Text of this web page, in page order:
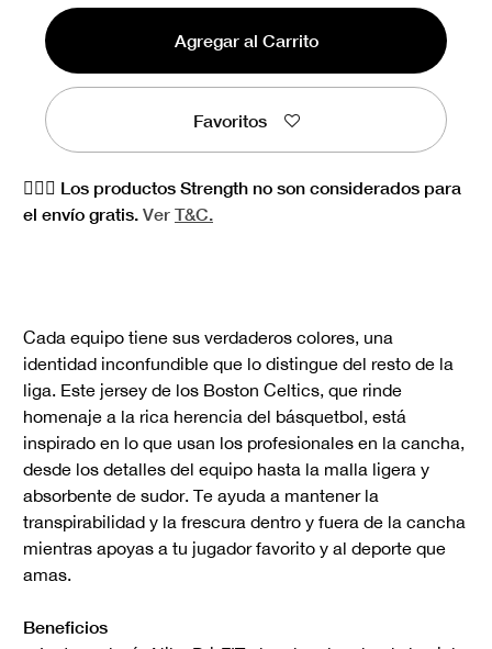
Agregar al Carrito
Favoritos
🏋🏻‍♀️ Los productos Strength no son considerados para
el envío gratis. Ver T&C.
Cada equipo tiene sus verdaderos colores, una
identidad inconfundible que lo distingue del resto de la
liga. Este jersey de los Boston Celtics, que rinde
homenaje a la rica herencia del básquetbol, está
inspirado en lo que usan los profesionales en la cancha,
desde los detalles del equipo hasta la malla ligera y
absorbente de sudor. Te ayuda a mantener la
transpirabilidad y la frescura dentro y fuera de la cancha
mientras apoyas a tu jugador favorito y al deporte que
amas.
Beneficios